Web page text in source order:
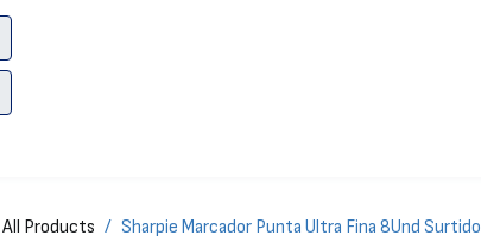
All Products Sharpie Marcador Punta Ultra Fina 8Und Surtido